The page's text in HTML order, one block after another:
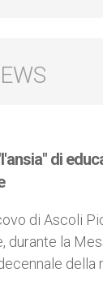
di
di Ascoli
durante la
della